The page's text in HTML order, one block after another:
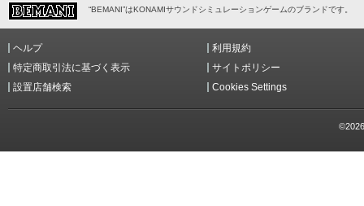
“BEMANI”はKONAMIサウンドシミュレーションゲームのブランドです。
ヘルプ
利用規約
特定商取引法に基づく表示
サイトポリシー
設置店舗検索
Cookies Settings